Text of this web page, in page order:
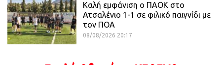
Καλή εμφάνιση ο ΠΑΟΚ στο
Ατσαλένιο 1-1 σε φιλικό παιγνίδι με
τον ΠΟΑ
08/08/2026 20:17